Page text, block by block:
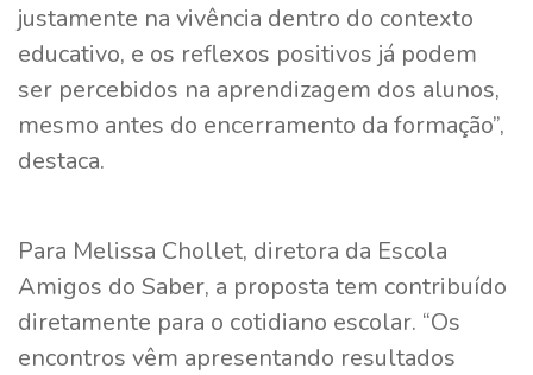
justamente na vivência dentro do contexto
educativo, e os reflexos positivos já podem
ser percebidos na aprendizagem dos alunos,
mesmo antes do encerramento da formação”,
destaca.
Para Melissa Chollet, diretora da Escola
Amigos do Saber, a proposta tem contribuído
diretamente para o cotidiano escolar. “Os
encontros vêm apresentando resultados